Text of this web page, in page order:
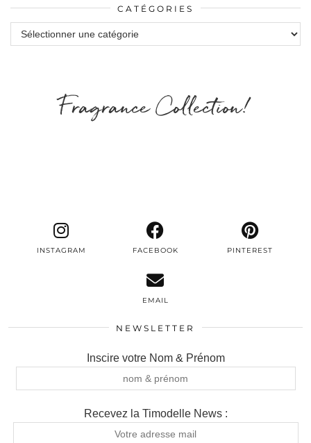
CATÉGORIES
Catégories
Fragrance Collection!
INSTAGRAM FACEBOOK PINTEREST
EMAIL
NEWSLETTER
Inscire votre Nom & Prénom
Recevez la Timodelle News :